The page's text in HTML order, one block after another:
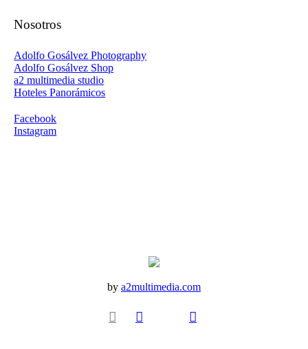
Nosotros
Adolfo Gosálvez Photography
Adolfo Gosálvez Shop
a2 multimedia studio
Hoteles Panorámicos
Facebook
Instagram
by a2multimedia.com